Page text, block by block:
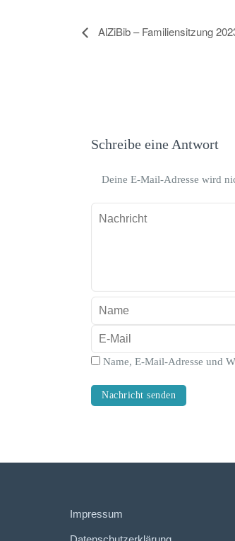
AlZiBib – Familiensitzung
Schreibe eine Antwort
Deine E-Mail-Adresse wird
Name, E-Mail-Adresse und
Impressum